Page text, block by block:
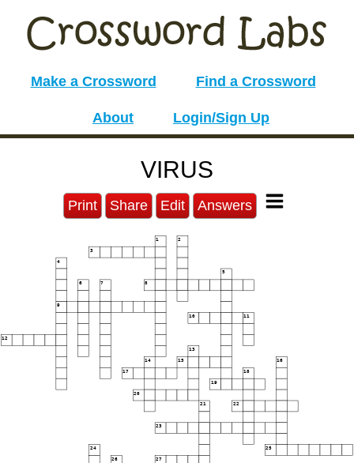
Make a Crossword Find a Crossword
About Login/Sign Up
VIRUS
Print Share Edit Answers
1 2
3
4
5
6 7 8
9
10 11
12
13
14 15 16
17 18
19
20
21 22
23
24 25
26 27